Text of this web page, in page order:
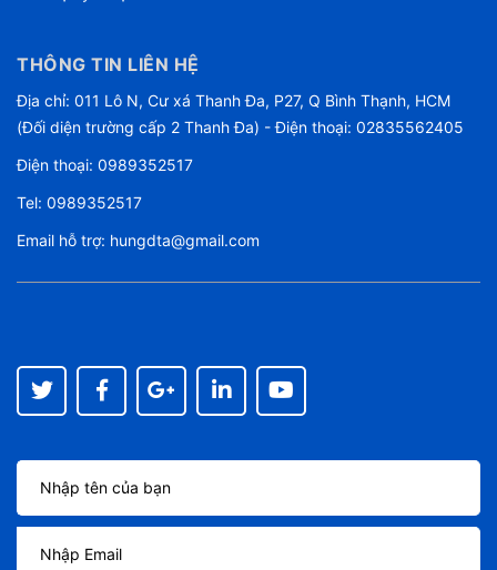
THÔNG TIN LIÊN HỆ
Địa chỉ: 011 Lô N, Cư xá Thanh Đa, P27, Q Bình Thạnh, HCM
(Đối diện trường cấp 2 Thanh Đa) - Điện thoại: 02835562405
Điện thoại: 0989352517
Tel: 0989352517
Email hỗ trợ: hungdta@gmail.com